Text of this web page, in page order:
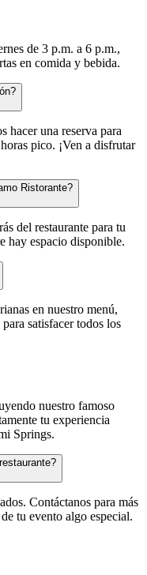
de 3 p.m. a 6 p.m.,
en comida y bebida.
hacer una reserva para
pico. ¡Ven a disfrutar
Ristorante?
del restaurante para tu
hay espacio disponible.
en nuestro menú,
satisfacer todos los
nuestro famoso
tu experiencia
Springs.
Contáctanos para más
tu evento algo especial.